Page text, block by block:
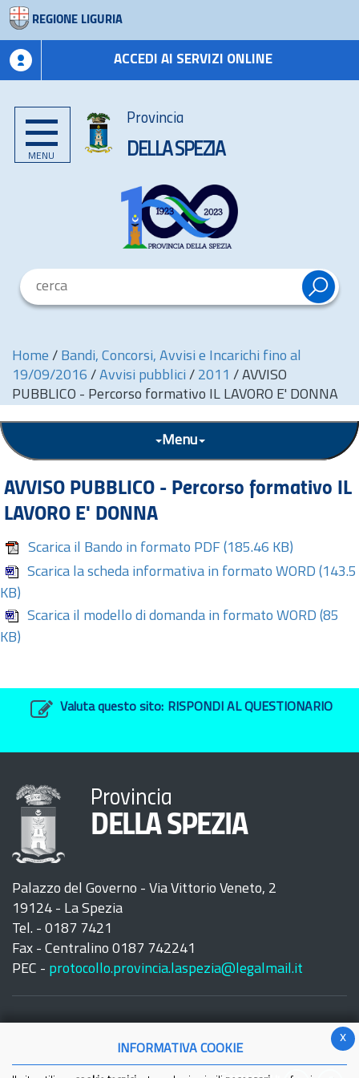
REGIONE LIGURIA
ACCEDI AI SERVIZI ONLINE
MENU
Provincia
DELLA SPEZIA
Home / Bandi, Concorsi, Avvisi e Incarichi fino al
19/09/2016 / Avvisi pubblici / 2011 / AVVISO
PUBBLICO - Percorso formativo IL LAVORO E' DONNA
Menu
AVVISO PUBBLICO - Percorso formativo IL
LAVORO E' DONNA
Scarica il Bando in formato PDF (185.46 KB)
Scarica la scheda informativa in formato WORD (143.5
KB)
Scarica il modello di domanda in formato WORD (85
KB)
Valuta questo sito: RISPONDI AL QUESTIONARIO
Provincia
DELLA SPEZIA
Palazzo del Governo - Via Vittorio Veneto, 2
19124 - La Spezia
Tel. - 0187 7421
Fax - Centralino 0187 742241
PEC - protocollo.provincia.laspezia@legalmail.it
x
INFORMATIVA COOKIE